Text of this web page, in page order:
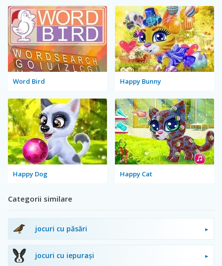
Word Bird Happy Bunny
Happy Dog Happy Cat
Categorii similare
jocuri cu păsări
jocuri cu iepurași